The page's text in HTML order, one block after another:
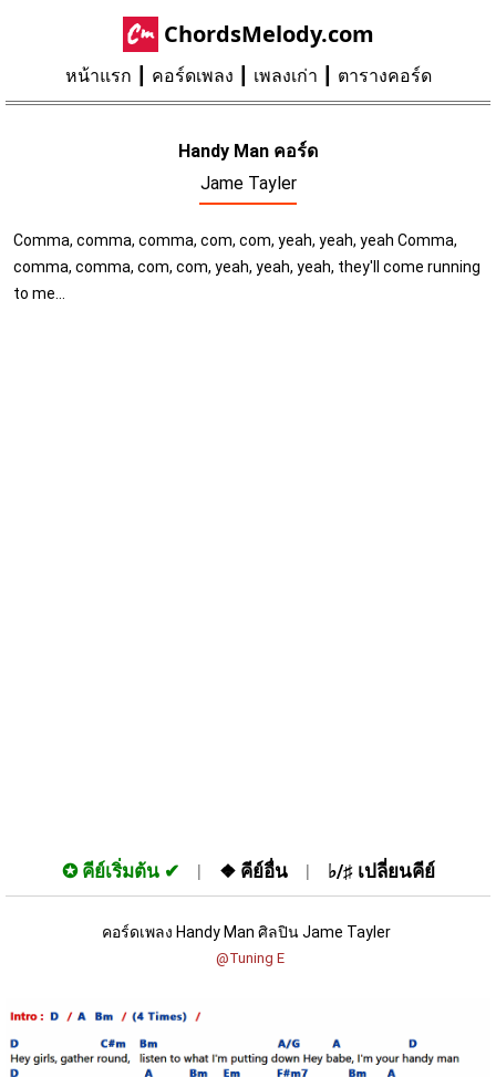
ChordsMelody.com
หน้าแรก คอร์ดเพลง เพลงเก่า ตารางคอร์ด
Handy Man คอร์ด
Jame Tayler
Comma, comma, comma, com, com, yeah, yeah, yeah Comma,
comma, comma, com, com, yeah, yeah, yeah, they'll come running
to me...
✪ คีย์เริ่มต้น ❖ คีย์อื่น ♭/♯ เปลี่ยนคีย์
คอร์ดเพลง Handy Man ศิลปิน Jame Tayler
@Tuning E